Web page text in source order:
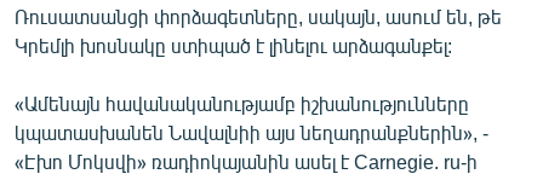
Ռուսատսանցի փորձագետները, սակայն, ասում են, թե
Կրեմլի խոսնակը ստիպած է լինելու արձագանքել:
«Ամենայն հավանականությամբ իշխանությունները
կպատասխանեն Նավալնիի այս նեղադրանքներին», -
«Էխո Մոկսվի» ռադիոկայանին ասել է Carnegie. ru-ի